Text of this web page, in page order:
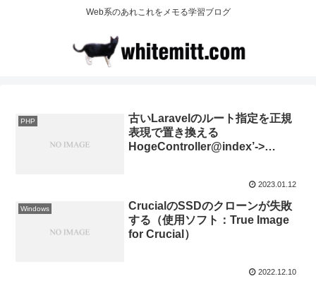
Web系のあれこれをメモる学習ブログ
PHP
古いLaravelのルート指定を正規
表現で置き換える
HogeController@index’->
2023.01.12
Windows
CrucialのSSDのクローンが失敗
する（使用ソフト：True Image
for Crucial）
2022.12.10